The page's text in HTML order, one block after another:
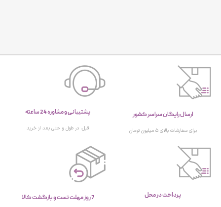
ارسال رایگان سراسر کشور
برای سفارشات بالای ۵ میلیون تومان
پشتیبانی و مشاوره 24 ساعته
قبل، در طول و حتی بعد از خرید
پرداخت در محل 7 روز مهلت تست و بازگشت کالا